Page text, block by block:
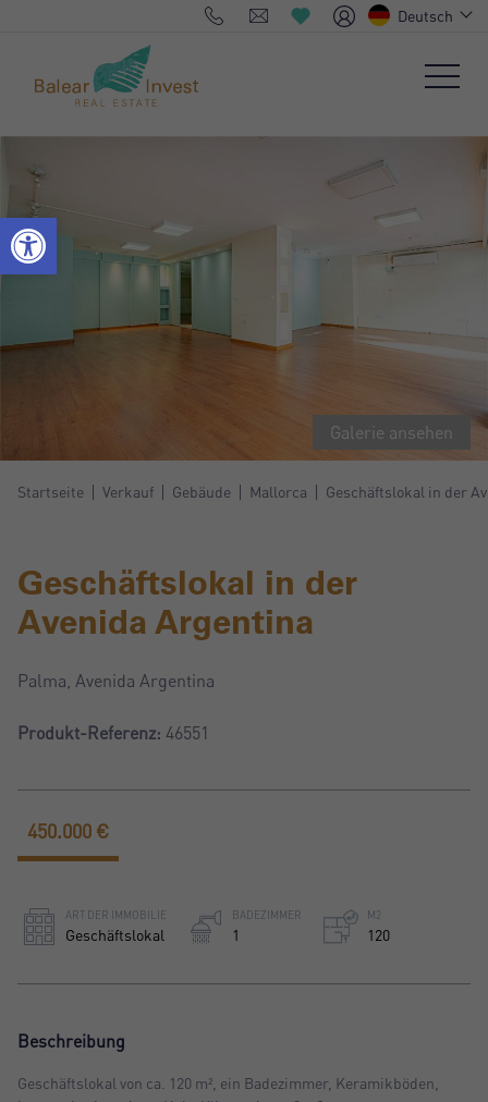
Deutsch
Galerie ansehen
Startseite Verkauf Gebäude Mallorca Geschäftslokal in der
Geschäftslokal in der
Avenida Argentina
Palma, Avenida Argentina
Produkt-Referenz: 46551
ART DER IMMOBILIE
Geschäftslokal
BADEZIMMER
1
M2
120
450.000 €
Beschreibung
Geschäftslokal von ca. 120 m², ein Badezimmer, Keramikböden,